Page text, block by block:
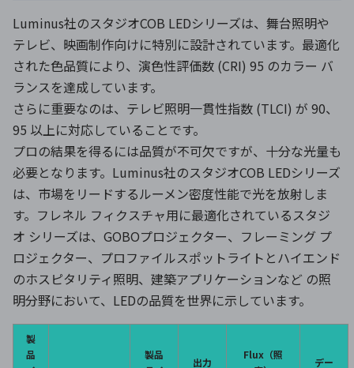
Luminus社のスタジオCOB LEDシリーズは、舞台照明や
テレビ、映画制作向けに特別に設計されています。最適化
された色品質により、演色性評価数 (CRI) 95 のカラー バ
ランスを達成しています。
さらに重要なのは、テレビ照明一貫性指数 (TLCI) が 90、
95 以上に対応していることです。
プロの結果を得るには品質が不可欠ですが、十分な光量も
必要となります。Luminus社のスタジオCOB LEDシリーズ
は、市場をリードするルーメン密度性能で光を放射しま
す。フレネル フィクスチャ用に最適化されているスタジ
オ シリーズは、GOBOプロジェクター、フレーミング プ
ロジェクター、プロファイルスポットライトとハイエンド
のホスピタリティ照明、建築アプリケーションなど の照
明分野において、LEDの品質を世界に示しています。
製
品
製品
出力
Flux（照
デー